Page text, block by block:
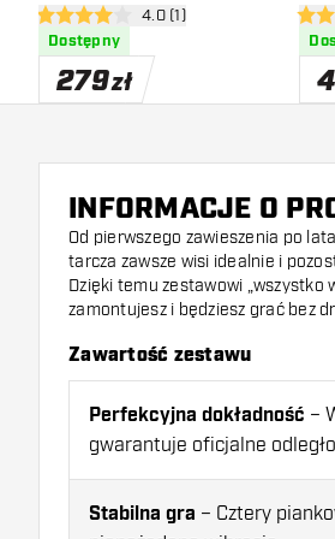
otwórz panel recenzji
4 gwiazdki oceny4.0 (1)
Dostępny
279zł
4
INFORMACJE O
Od pierwszego zawieszenia po
tarcza zawsze wisi idealnie i
Dzięki temu zestawowi „wszystko
zamontujesz i będziesz grać bez
Zawartość zestawu
Perfekcyjna dokładność –
gwarantuje oficjalne
Stabilna gra – Cztery